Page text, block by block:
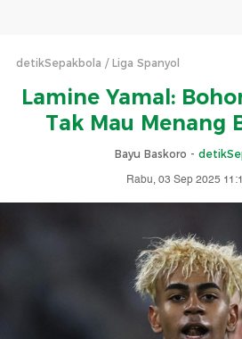
detikSepakbola Liga Spanyol
Lamine Yamal:
Tak Mau Menang
Bayu Baskoro -
Rabu, 03 Sep 2025